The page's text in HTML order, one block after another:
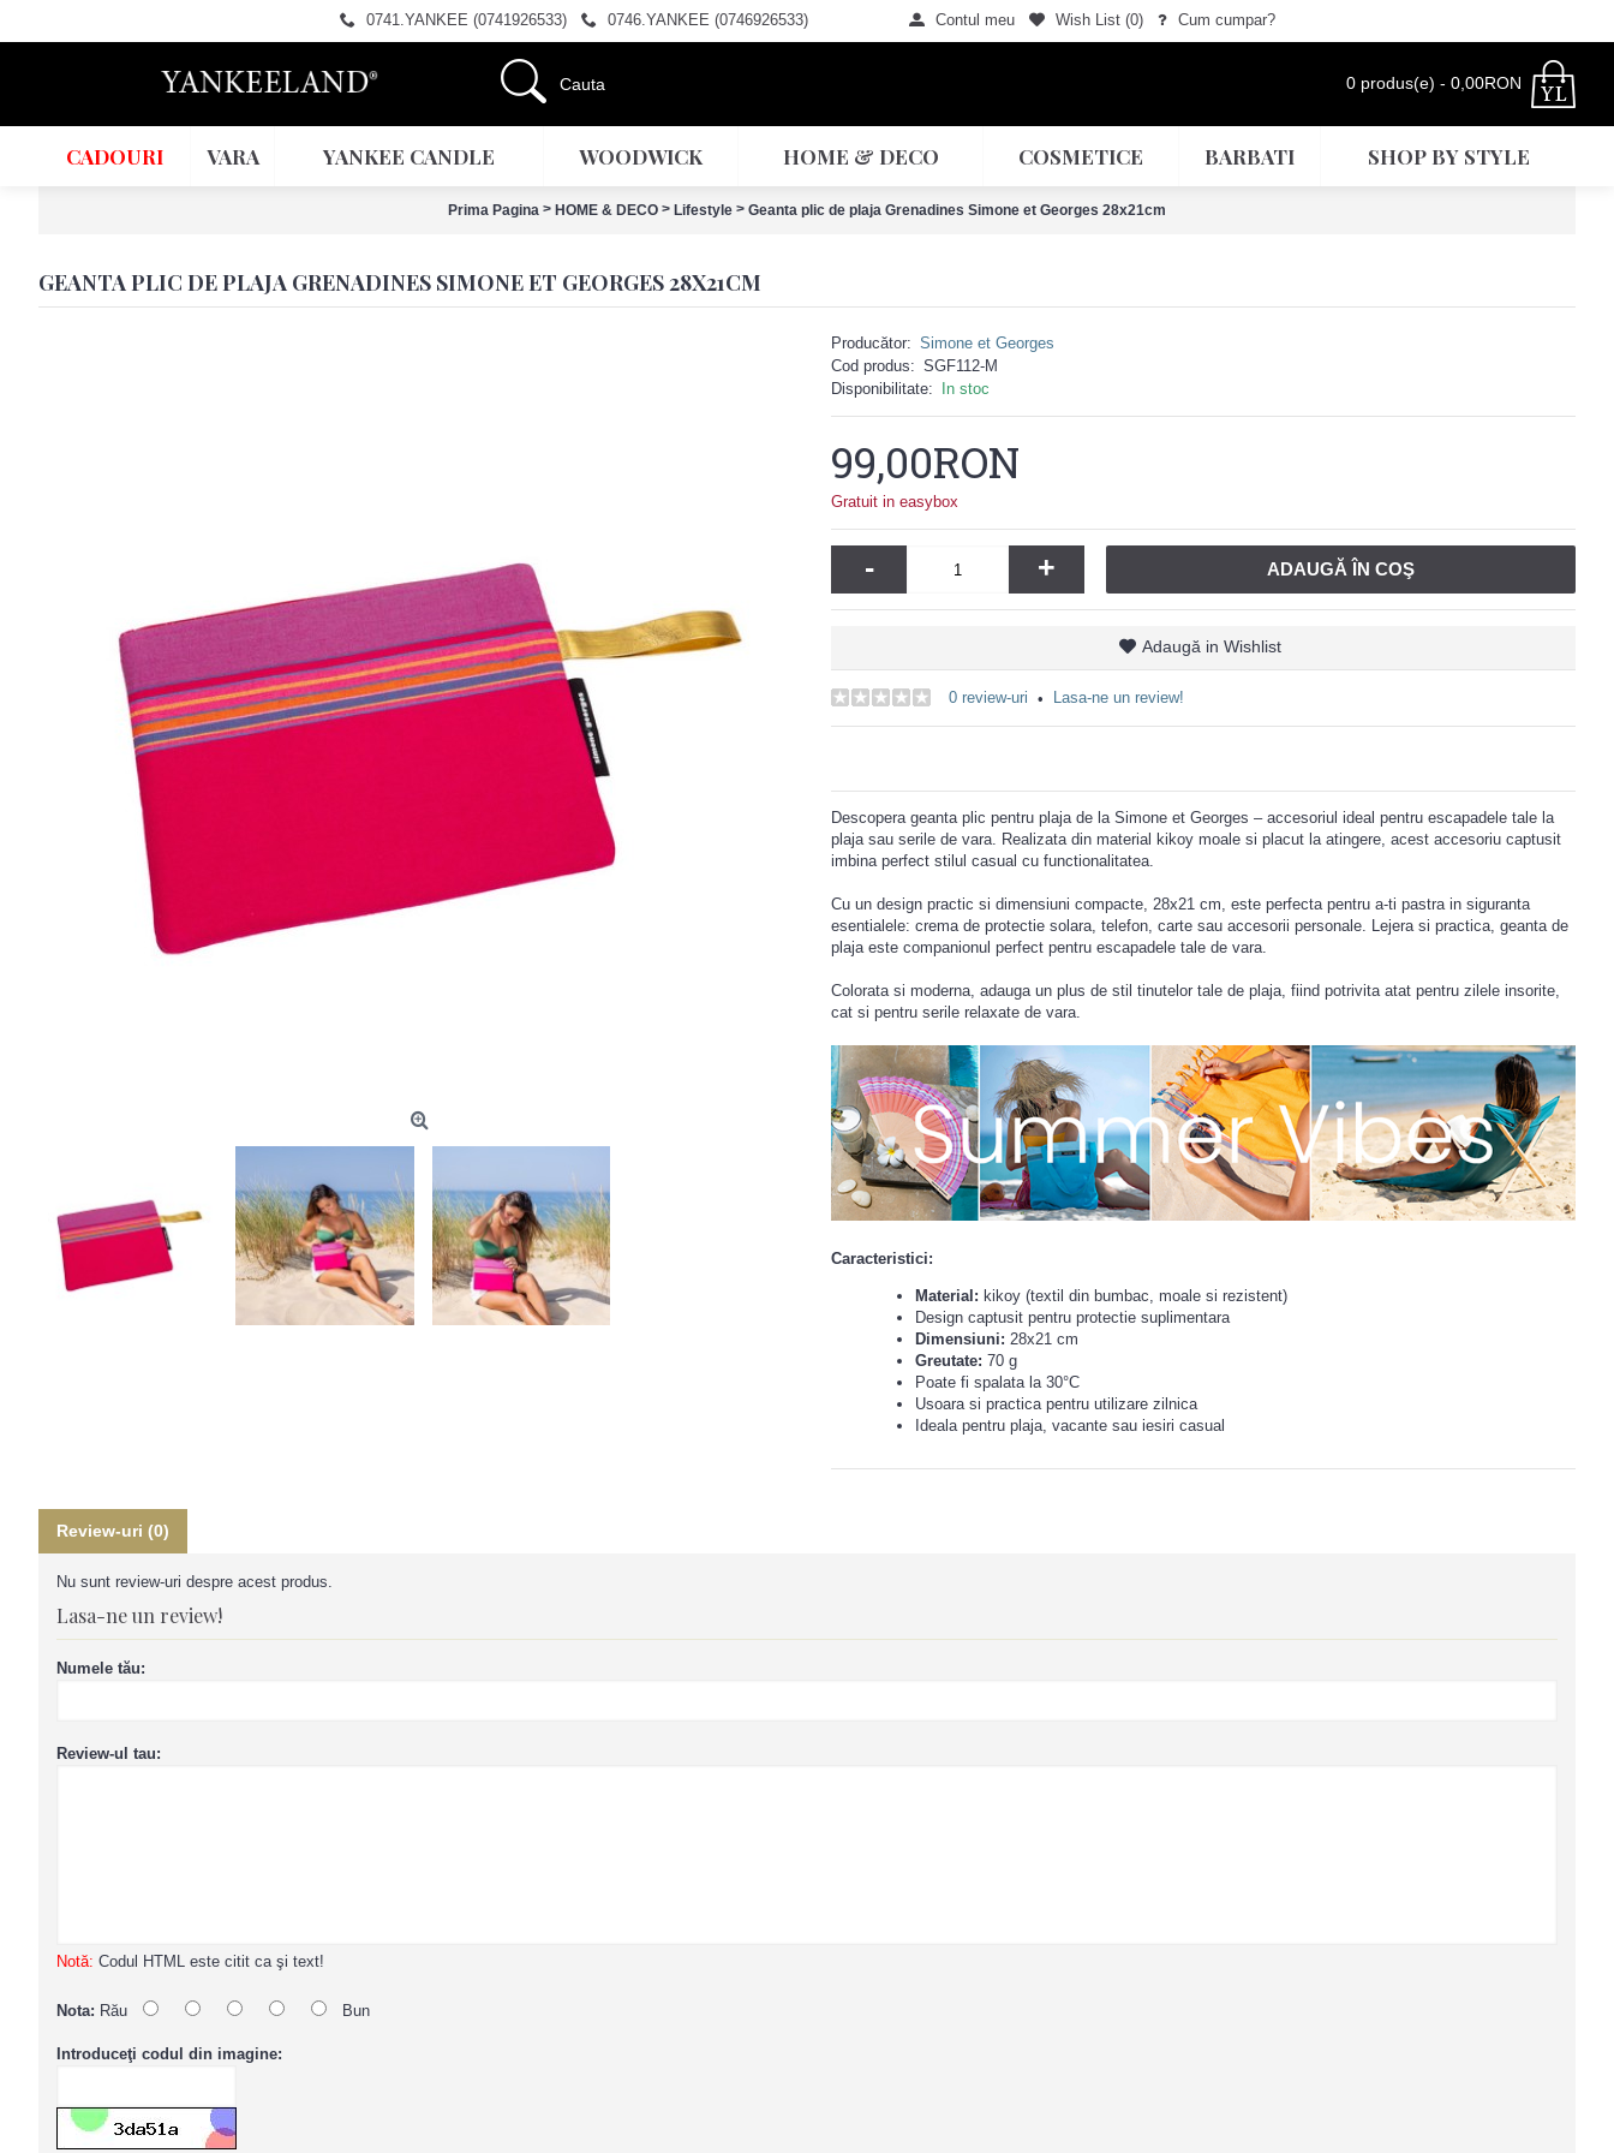
0741.YANKEE (0741926533) 0746.YANKEE (0746926533) Contul meu Wish List (0) Cum cumpar?
0 produs(e) - 0,00RON
CADOURI VARA YANKEE CANDLE WOODWICK HOME & DECO COSMETICE BARBATI SHOP BY STYLE
Prima Pagina > HOME & DECO > Lifestyle > Geanta plic de plaja Grenadines Simone et Georges 28x21cm
GEANTA PLIC DE PLAJA GRENADINES SIMONE ET GEORGES 28X21CM
Producător: Simone et Georges
Cod produs: SGF112-M
Disponibilitate:
In stoc
99,00RON
Gratuit in easybox
- + ADAUGĂ ÎN COŞ
Adaugă in Wishlist
0 review-uri • Lasa-ne un review!
Descopera geanta plic pentru plaja de la Simone et Georges – accesoriul ideal pentru escapadele tale la
plaja sau serile de vara. Realizata din material kikoy moale si placut la atingere, acest accesoriu captusit
imbina perfect stilul casual cu functionalitatea.
Cu un design practic si dimensiuni compacte, 28x21 cm, este perfecta pentru a-ti pastra in siguranta
esentialele: crema de protectie solara, telefon, carte sau accesorii personale. Lejera si practica, geanta de
plaja este companionul perfect pentru escapadele tale de vara.
Colorata si moderna, adauga un plus de stil tinutelor tale de plaja, fiind potrivita atat pentru zilele insorite,
cat si pentru serile relaxate de vara.
Caracteristici:
Material: kikoy (textil din bumbac, moale si rezistent)
Design captusit pentru protectie suplimentara
Dimensiuni: 28x21 cm
Greutate: 70 g
Poate fi spalata la 30°C
Usoara si practica pentru utilizare zilnica
Ideala pentru plaja, vacante sau iesiri casual
Review-uri (0)
Nu sunt review-uri despre acest produs.
Lasa-ne un review!
Numele tău:
Review-ul tau:
Notă: Codul HTML este citit ca şi text!
Nota: Rău Bun
Introduceţi codul din imagine: